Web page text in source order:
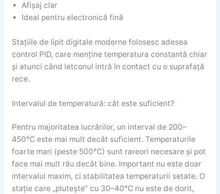
Afișaj clar
Ideal pentru electronică fină
Stațiile de lipit digitale moderne folosesc adesea
control PID, care menține temperatura constantă chiar
și atunci când letconul intră în contact cu o suprafață
rece.
Intervalul de temperatură: cât este suficient?
Pentru majoritatea lucrărilor, un interval de 200–
450°C este mai mult decât suficient. Temperaturile
foarte mari (peste 500°C) sunt rareori necesare și pot
face mai mult rău decât bine. Important nu este doar
intervalul maxim, ci stabilitatea temperaturii setate. O
stație care „plutește” cu 30–40°C nu este de dorit,